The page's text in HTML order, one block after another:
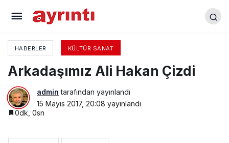
HABERLER KÜLTÜR SANAT
Arkadaşımız Ali Hakan Çizdi
admin tarafından yayınlandı
15 Mayıs 2017, 20:08 yayınlandı
0dk, 0sn
Arkadaşımız Ali Hakan Çizdi